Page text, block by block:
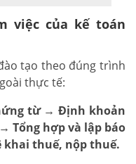
việc của kế toán
tạo theo đúng trình
thực tế:
từ → Định khoản
Tổng hợp và lập báo
thuế, nộp thuế.